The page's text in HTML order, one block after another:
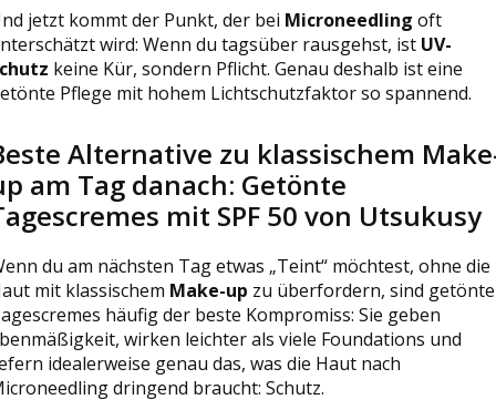
jetzt kommt der Punkt, der bei Microneedling oft
wird: Wenn du tagsüber rausgehst, ist UV-
keine Kür, sondern Pflicht. Genau deshalb ist eine
Pflege mit hohem Lichtschutzfaktor so spannend.
Alternative zu klassischem
am Tag danach: Getönte
mit SPF 50 von Utsukusy
du am nächsten Tag etwas „Teint“ möchtest, ohne die
mit klassischem Make-up zu überfordern, sind getönte
häufig der beste Kompromiss: Sie geben
wirken leichter als viele Foundations und
idealerweise genau das, was die Haut nach
dringend braucht: Schutz.